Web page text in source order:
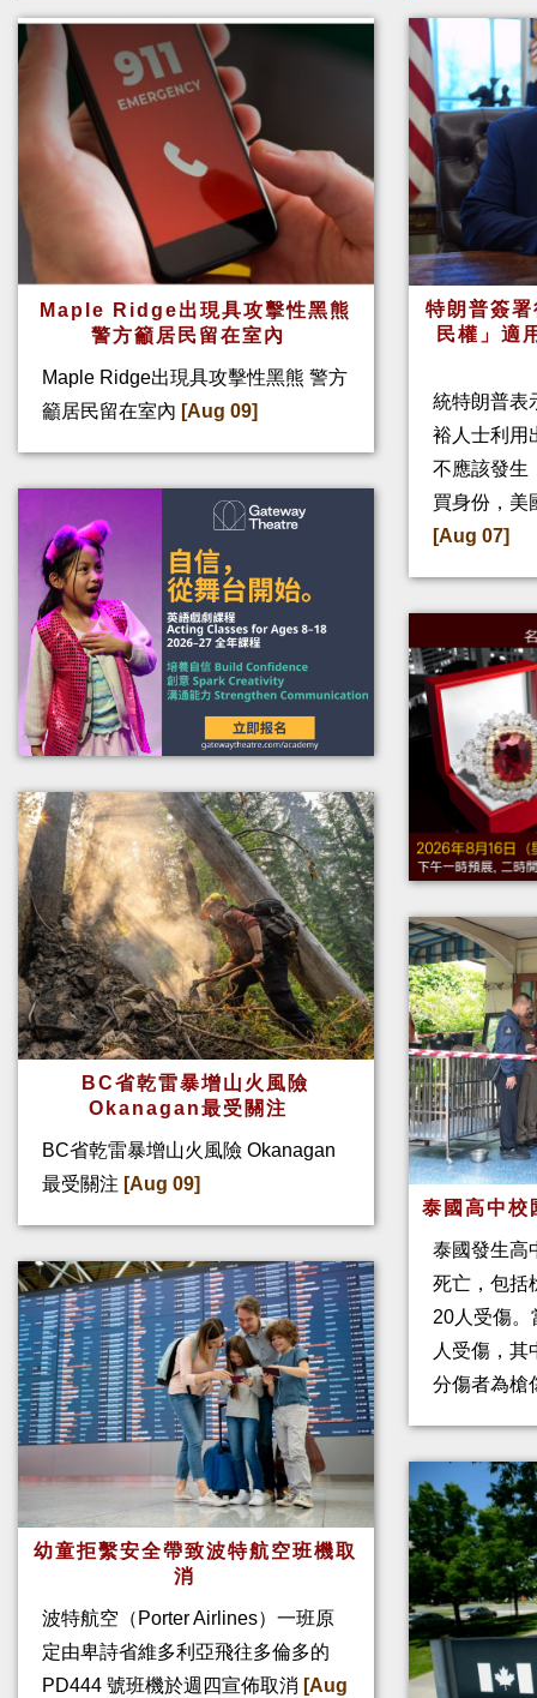
Maple Ridge出現具攻擊性黑熊
警方籲居民留在室內
Maple Ridge出現具攻擊性黑熊 警方
籲居民留在室內 [Aug 09]
BC省乾雷暴增山火風險
Okanagan最受關注
BC省乾雷暴增山火風險 Okanagan
最受關注 [Aug 09]
幼童拒繫安全帶致波特航空班機取
消
波特航空（Porter Airlines）一班原
定由卑詩省維多利亞飛往多倫多的
PD444 號班機於週四宣佈取消 [Aug
特朗普簽
民權」適
統特朗普表
裕人士利用
不應該發生
買身份，美
[Aug 07]
泰國高中
泰國發生高
死亡，包括
20人受傷
人受傷，其
分傷者為槍